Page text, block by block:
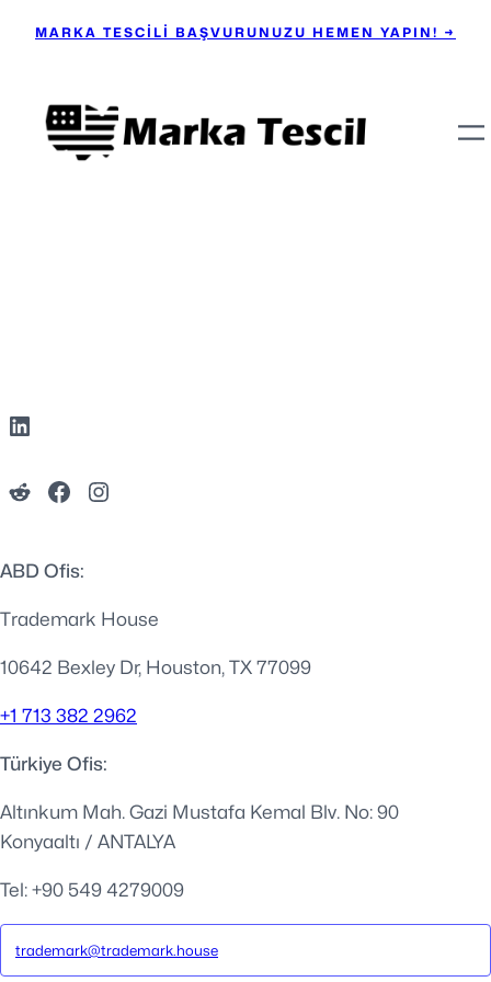
MARKA TESCİLİ BAŞVURUNUZU HEMEN YAPIN! →
ABD Ofis:
Trademark House
10642 Bexley Dr, Houston, TX 77099
+1 713 382 2962
Türkiye Ofis:
Altınkum Mah. Gazi Mustafa Kemal Blv. No: 90
Konyaaltı / ANTALYA
Tel: +90 549 4279009
trademark@trademark.house